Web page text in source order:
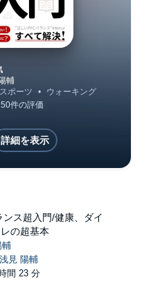
なのは⾃分の健康で
むことが最優先だと
そこで健康のための
しているのが筋トレ
⼤きく変えた経験か
⼦書籍もいくつか出
の⼀部は⾃分でナレ
書）としても配信して
や投資、Kindle出版に
す。読んでみたい内
◼︎実績 ・Amazon総合
パの経済学』をもと
」より取材 ・書籍
容をもとに、集英社
PFCバランス超入門/健康
詳細を表示
ンス超入門/健康、ダイ
の超基本
輔
浅見 陽輔
間 23 分